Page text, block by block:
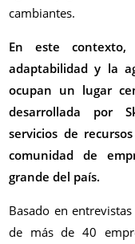
cambiantes.
En este
adaptabilidad y la
ocupan un lugar
desarrollada por
servicios de
comunidad de
grande del país.
Basado en
de más de 40